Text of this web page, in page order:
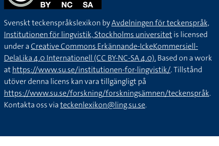
Svenskt teckenspråkslexikon byAvdelningen för teckenspråk,
Institutionen för lingvistik, Stockholms universitetis licensed
under aCreative Commons Erkännande-IckeKommersiell-
DelaLika 4.0 Internationell (CC BY-NC-SA 4.0).Based on a work
athttps://www.su.se/institutionen-for-lingvistik/. Tillstånd
utöver denna licens kan vara tillgängligt på
https://www.su.se/forskning/forskningsämnen/teckenspråk.
Kontakta oss viateckenlexikon@ling.su.se.